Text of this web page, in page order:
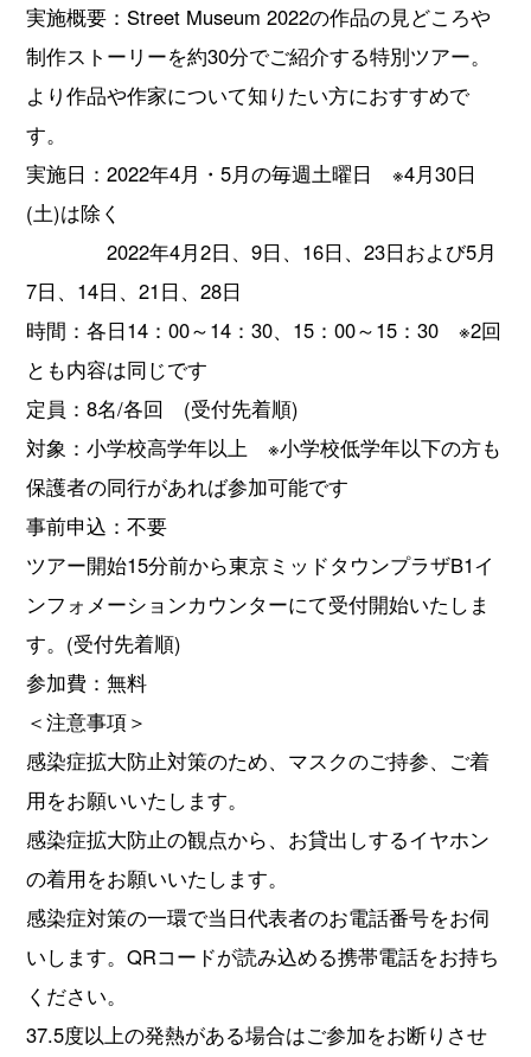
実施概要：Street Museum 2022の作品の見どころや
制作ストーリーを約30分でご紹介する特別ツアー。
より作品や作家について知りたい方におすすめで
す。
実施日：2022年4月・5月の毎週土曜日 ※4月30日
(土)は除く
2022年4月2日、9日、16日、23日および5月
7日、14日、21日、28日
時間：各日14：00～14：30、15：00～15：30 ※2回
とも内容は同じです
定員：8名/各回 (受付先着順)
対象：小学校高学年以上 ※小学校低学年以下の方も
保護者の同行があれば参加可能です
事前申込：不要
ツアー開始15分前から東京ミッドタウンプラザB1イ
ンフォメーションカウンターにて受付開始いたしま
す。(受付先着順)
参加費：無料
＜注意事項＞
感染症拡大防止対策のため、マスクのご持参、ご着
用をお願いいたします。
感染症拡大防止の観点から、お貸出しするイヤホン
の着用をお願いいたします。
感染症対策の一環で当日代表者のお電話番号をお伺
いします。QRコードが読み込める携帯電話をお持ち
ください。
37.5度以上の発熱がある場合はご参加をお断りさせ